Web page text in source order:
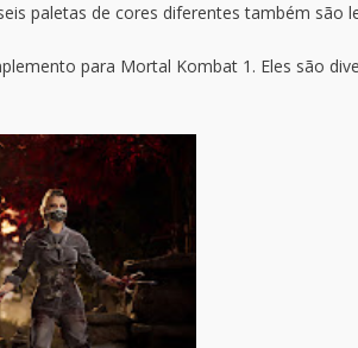
paletas de cores diferentes também são
para Mortal Kombat 1. Eles são